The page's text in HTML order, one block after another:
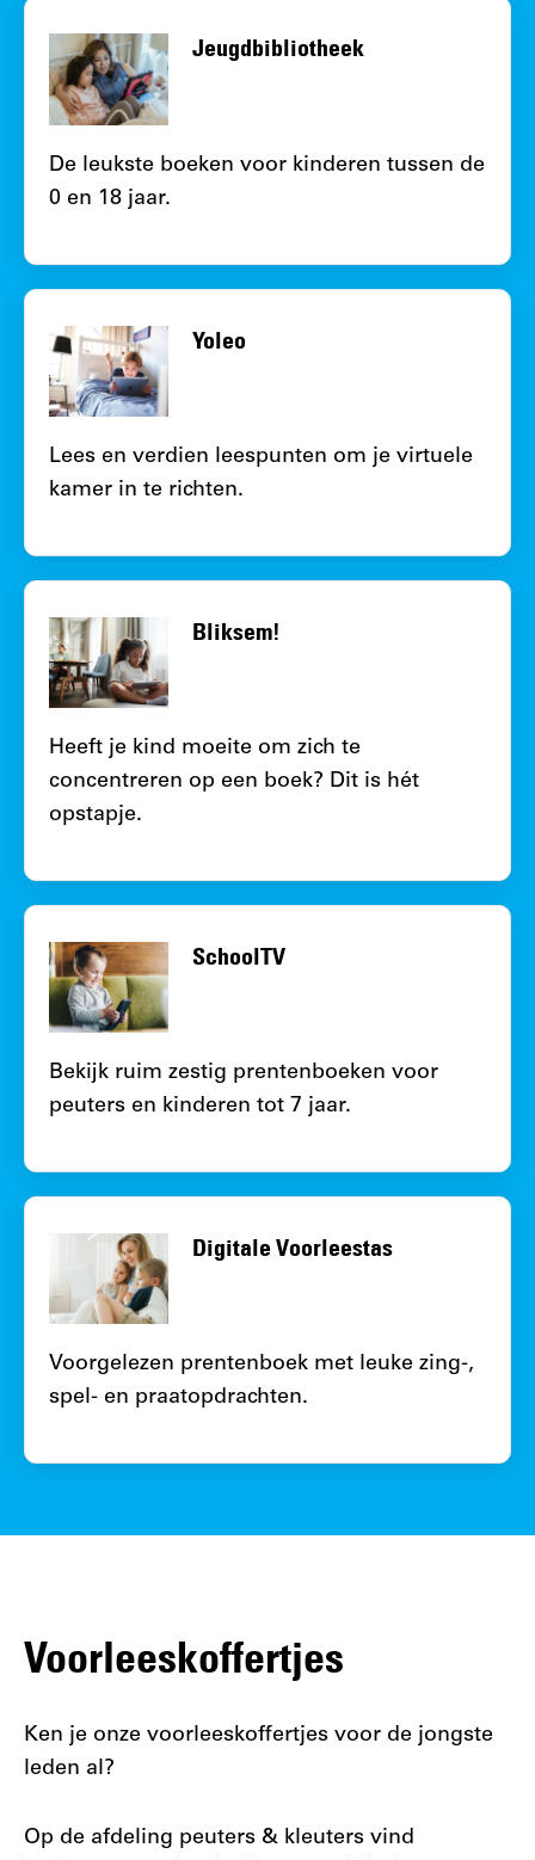
Jeugdbibliotheek
De leukste boeken voor kinderen tussen de
0 en 18 jaar.
Yoleo
Lees en verdien leespunten om je virtuele
kamer in te richten.
Bliksem!
Heeft je kind moeite om zich te
concentreren op een boek? Dit is hét
opstapje.
SchoolTV
Bekijk ruim zestig prentenboeken voor
peuters en kinderen tot 7 jaar.
Digitale Voorleestas
Voorgelezen prentenboek met leuke zing-,
spel- en praatopdrachten.
Voorleeskoffertjes
Ken je onze voorleeskoffertjes voor de jongste
leden al?
Op de afdeling peuters & kleuters vind